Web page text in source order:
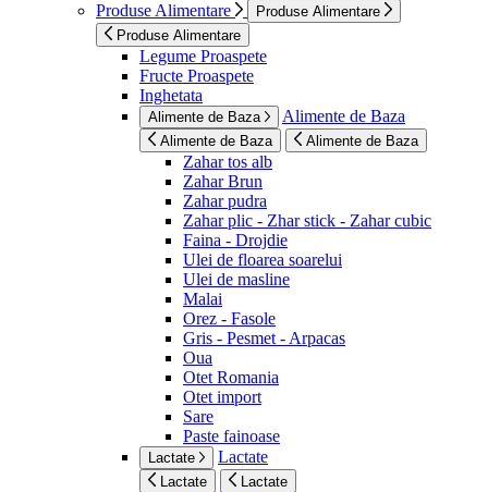
Produse Alimentare
Produse Alimentare
Produse Alimentare
Legume Proaspete
Fructe Proaspete
Inghetata
Alimente de Baza Alimente de Baza
Alimente de Baza Alimente de Baza
Zahar tos alb
Zahar Brun
Zahar pudra
Zahar plic - Zhar stick - Zahar cubic
Faina - Drojdie
Ulei de floarea soarelui
Ulei de masline
Malai
Orez - Fasole
Gris - Pesmet - Arpacas
Oua
Otet Romania
Otet import
Sare
Paste fainoase
Lactate Lactate
Lactate Lactate